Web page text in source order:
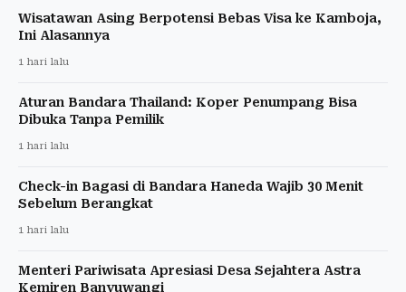
Wisatawan Asing Berpotensi Bebas Visa ke Kamboja,
Ini Alasannya
1 hari lalu
Aturan Bandara Thailand: Koper Penumpang Bisa
Dibuka Tanpa Pemilik
1 hari lalu
Check-in Bagasi di Bandara Haneda Wajib 30 Menit
Sebelum Berangkat
1 hari lalu
Menteri Pariwisata Apresiasi Desa Sejahtera Astra
Kemiren Banyuwangi